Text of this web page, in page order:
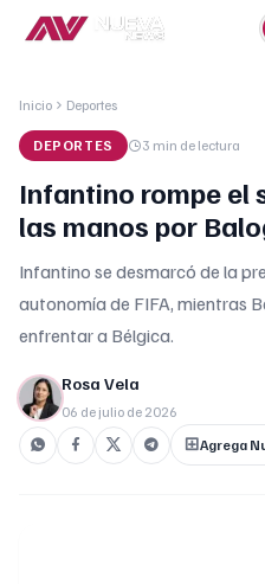
Inicio Deportes
DEPORTES 3 min de lectura
Infantino rompe el
las manos por
Infantino se desmarcó de la
autonomía de FIFA, mientras
enfrentar a Bélgica.
Rosa Vela
06 de julio de 2026
Agrega